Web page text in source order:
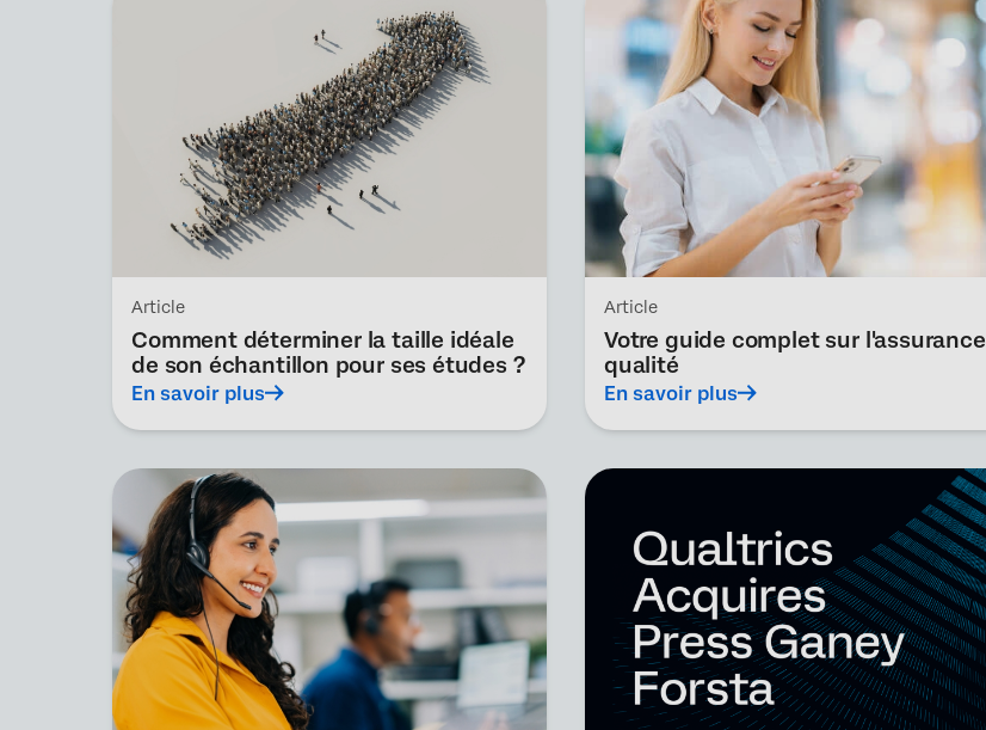
Article
Comment déterminer la taille idéale
de son échantillon pour ses études ?
En savoir plus
Article
Votre guide complet sur l'assurance
qualité
En savoir plus